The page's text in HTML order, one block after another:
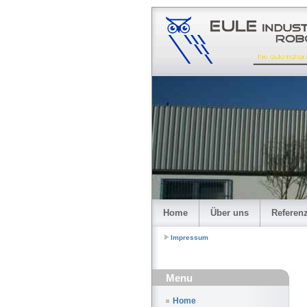
Home Über uns
Impressum
Menu
Home